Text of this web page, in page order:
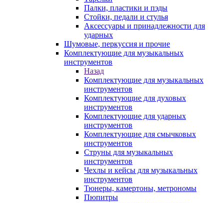
Палки, пластики и пэды
Стойки, педали и стулья
Аксессуары и принадлежности для
ударных
Шумовые, перкуссия и прочие
Комплектующие для музыкальных
инструментов
Назад
Комплектующие для музыкальных
инструментов
Комплектующие для духовых
инструментов
Комплектующие для ударных
инструментов
Комплектующие для смычковых
инструментов
Струны для музыкальных
инструментов
Чехлы и кейсы для музыкальных
инструментов
Тюнеры, камертоны, метрономы
Пюпитры